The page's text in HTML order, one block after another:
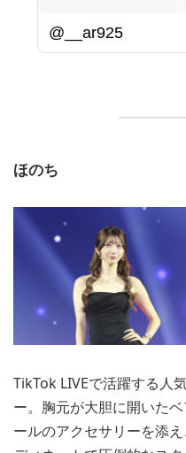
@__ar925
ほのち
TikTok LIVEで活躍する人
ー。胸元が大胆に開いた
ールのアクセサリーを添